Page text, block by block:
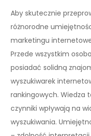
Aby skutecznie
różnorodne
marketingu
Przede wszystkim
posiadać solidną
wyszukiwarek
rankingowych. Wiedza
czynniki wpływają na
wyszukiwania.